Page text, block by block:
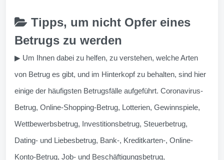
Tipps, um nicht Opfer eines
Betrugs zu werden
▶ Um Ihnen dabei zu helfen, zu verstehen, welche Arten
von Betrug es gibt, und im Hinterkopf zu behalten, sind hier
einige der häufigsten Betrugsfälle aufgeführt. Coronavirus-
Betrug, Online-Shopping-Betrug, Lotterien, Gewinnspiele,
Wettbewerbsbetrug, Investitionsbetrug, Steuerbetrug,
Dating- und Liebesbetrug, Bank-, Kreditkarten-, Online-
Konto-Betrug, Job- und Beschäftigungsbetrug,